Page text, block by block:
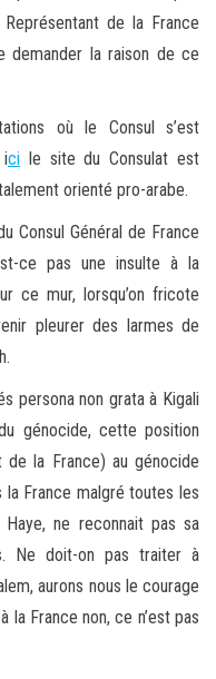
de la France
demander la raison de ce
où le Consul s’est
ici le site du Consulat est
orienté pro-arabe.
Consul Général de France
ce pas une insulte à la
ce mur, lorsqu’on fricote
pleurer des larmes de
persona non grata à Kigali
génocide, cette position
la France) au génocide
France malgré toutes les
ne reconnait pas sa
Ne doit-on pas traiter à
aurons nous le courage
la France non, ce n’est pas